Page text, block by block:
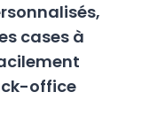
cases à
office